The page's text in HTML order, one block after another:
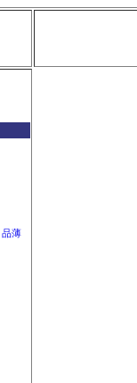
品薄